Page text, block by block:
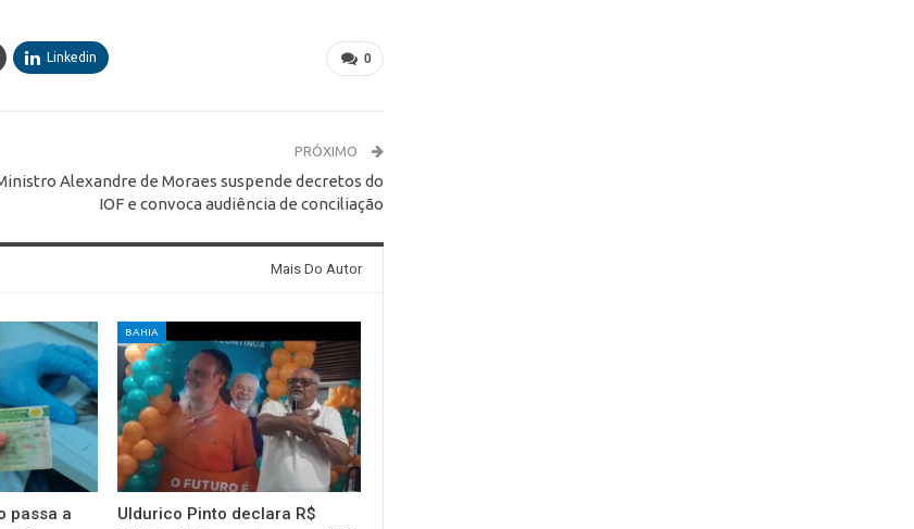
0
Linkedin
PRÓXIMO
Alexandre de Moraes suspende decretos do
IOF e convoca audiência de conciliação
Mais Do Autor
passa a
BAHIA
Uldurico Pinto declara R$